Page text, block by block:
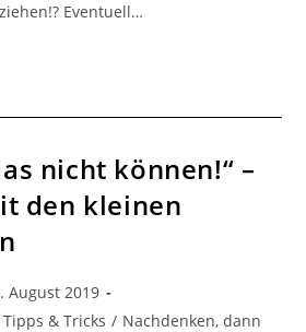
Eventuell…
nicht können!“ –
den kleinen
August 2019
& Tricks / Nachdenken, dann